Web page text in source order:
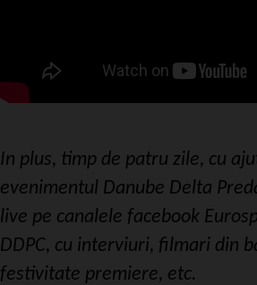
In plus, timp de patru zile, cu
evenimentul Danube Delta
live pe canalele facebook
DDPC, cu interviuri, filmari din
festivitate premiere, etc.